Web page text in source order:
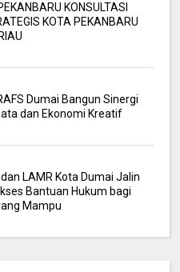
KONSULTASI
KOTA PEKANBARU
Dumai Bangun Sinergi
dan Ekonomi Kreatif
LAMR Kota Dumai Jalin
Bantuan Hukum bagi
Mampu